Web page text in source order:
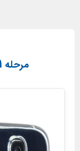
مرحله 1: شل کردن درب پشت